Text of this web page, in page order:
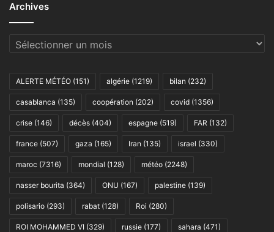
Archives
Archives
ALERTE MÉTÉO (151) algérie (1219) bilan (232)
casablanca (135) coopération (202) covid (1356)
crise (146) décès (404) espagne (519) FAR (132)
france (507) gaza (165) Iran (135) israel (330)
maroc (7316) mondial (128) météo (2248)
nasser bourita (364) ONU (167) palestine (139)
polisario (293) rabat (128) Roi (280)
ROI MOHAMMED VI (329) russie (177) sahara (471)